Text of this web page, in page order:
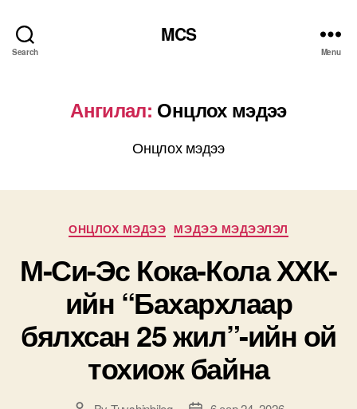
Search
MCS
Menu
Ангилал: Онцлох мэдээ
Онцлох мэдээ
Categories
ОНЦЛОХ МЭДЭЭ МЭДЭЭ МЭДЭЭЛЭЛ
М-Си-Эс Кока-Кола ХХК-
ийн “Бахархлаар
бялхсан 25 жил”-ийн ой
тохиож байна